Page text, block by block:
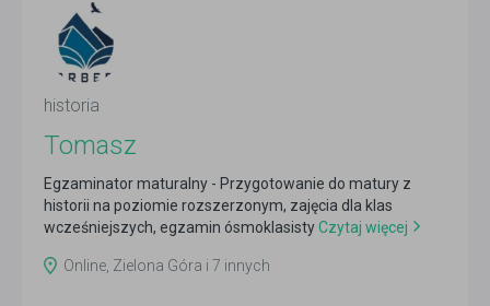
historia
Tomasz
Egzaminator maturalny - Przygotowanie do matury z
historii na poziomie rozszerzonym, zajęcia dla klas
wcześniejszych, egzamin ósmoklasistyCzytaj więcej
Online, Zielona Góra i 7 innych